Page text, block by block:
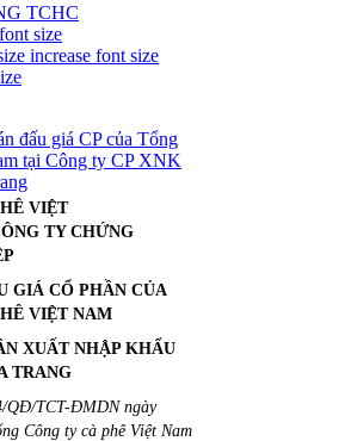
TCHC
size
increase font size
VIỆT
CHỨNG
GIÁ CỔ PHẦN CỦA
VIỆT NAM
XUẤT NHẬP KHẨU
TRANG
QĐ/TCT-ĐMDN ngày
Công ty cà phê Việt Nam